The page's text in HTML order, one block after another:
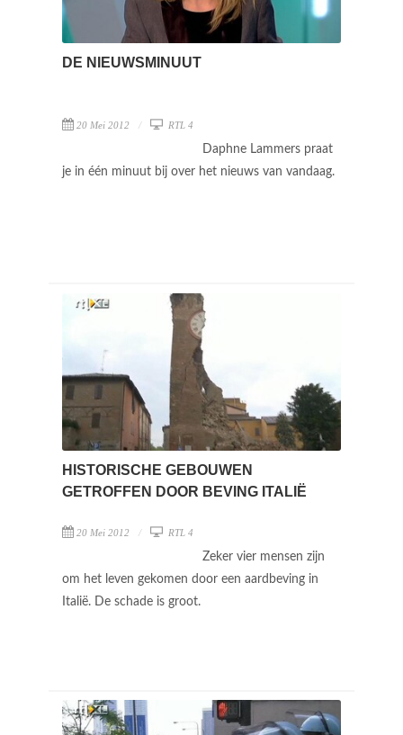
DE NIEUWSMINUUT
20 Mei 2012 RTL 4
Daphne Lammers praat
je in één minuut bij over het nieuws van vandaag.
HISTORISCHE GEBOUWEN
GETROFFEN DOOR BEVING ITALIË
20 Mei 2012 RTL 4
Zeker vier mensen zijn
om het leven gekomen door een aardbeving in
Italië. De schade is groot.